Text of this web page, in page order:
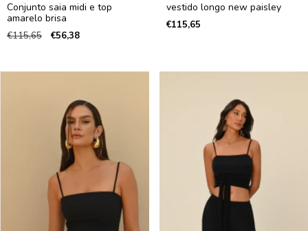
Conjunto saia midi e top
amarelo brisa
€115,65 €56,38
vestido longo new paisley
€115,65